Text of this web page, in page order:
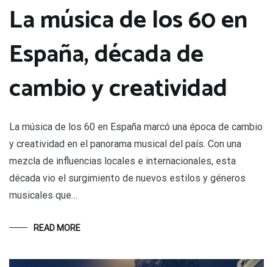
La música de los 60 en
España, década de
cambio y creatividad
La música de los 60 en España marcó una época de cambio
y creatividad en el panorama musical del país. Con una
mezcla de influencias locales e internacionales, esta
década vio el surgimiento de nuevos estilos y géneros
musicales que…
READ MORE